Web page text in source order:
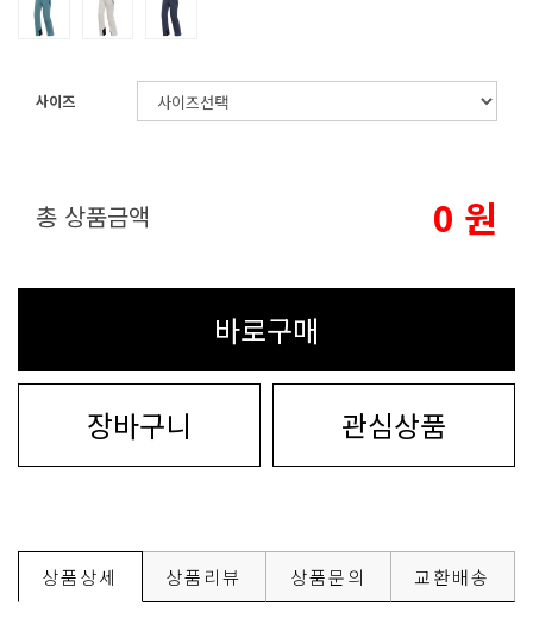
사이즈
총 상품금액 0 원
바로구매
장바구니 관심상품
상품상세 상품리뷰 상품문의 교환배송